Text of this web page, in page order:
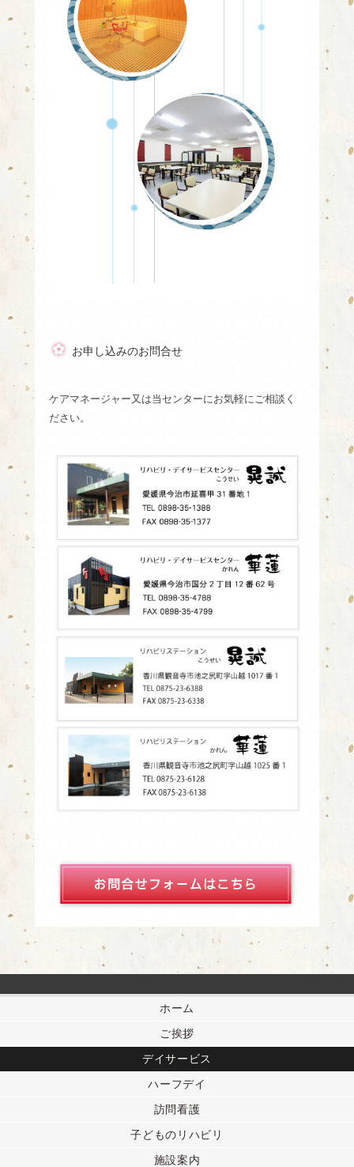
お申し込みのお問合せ
ケアマネージャー又は当センターにお気軽にご相談く
ださい。
ホーム
ご挨拶
デイサービス
ハーフデイ
訪問看護
子どものリハビリ
施設案内